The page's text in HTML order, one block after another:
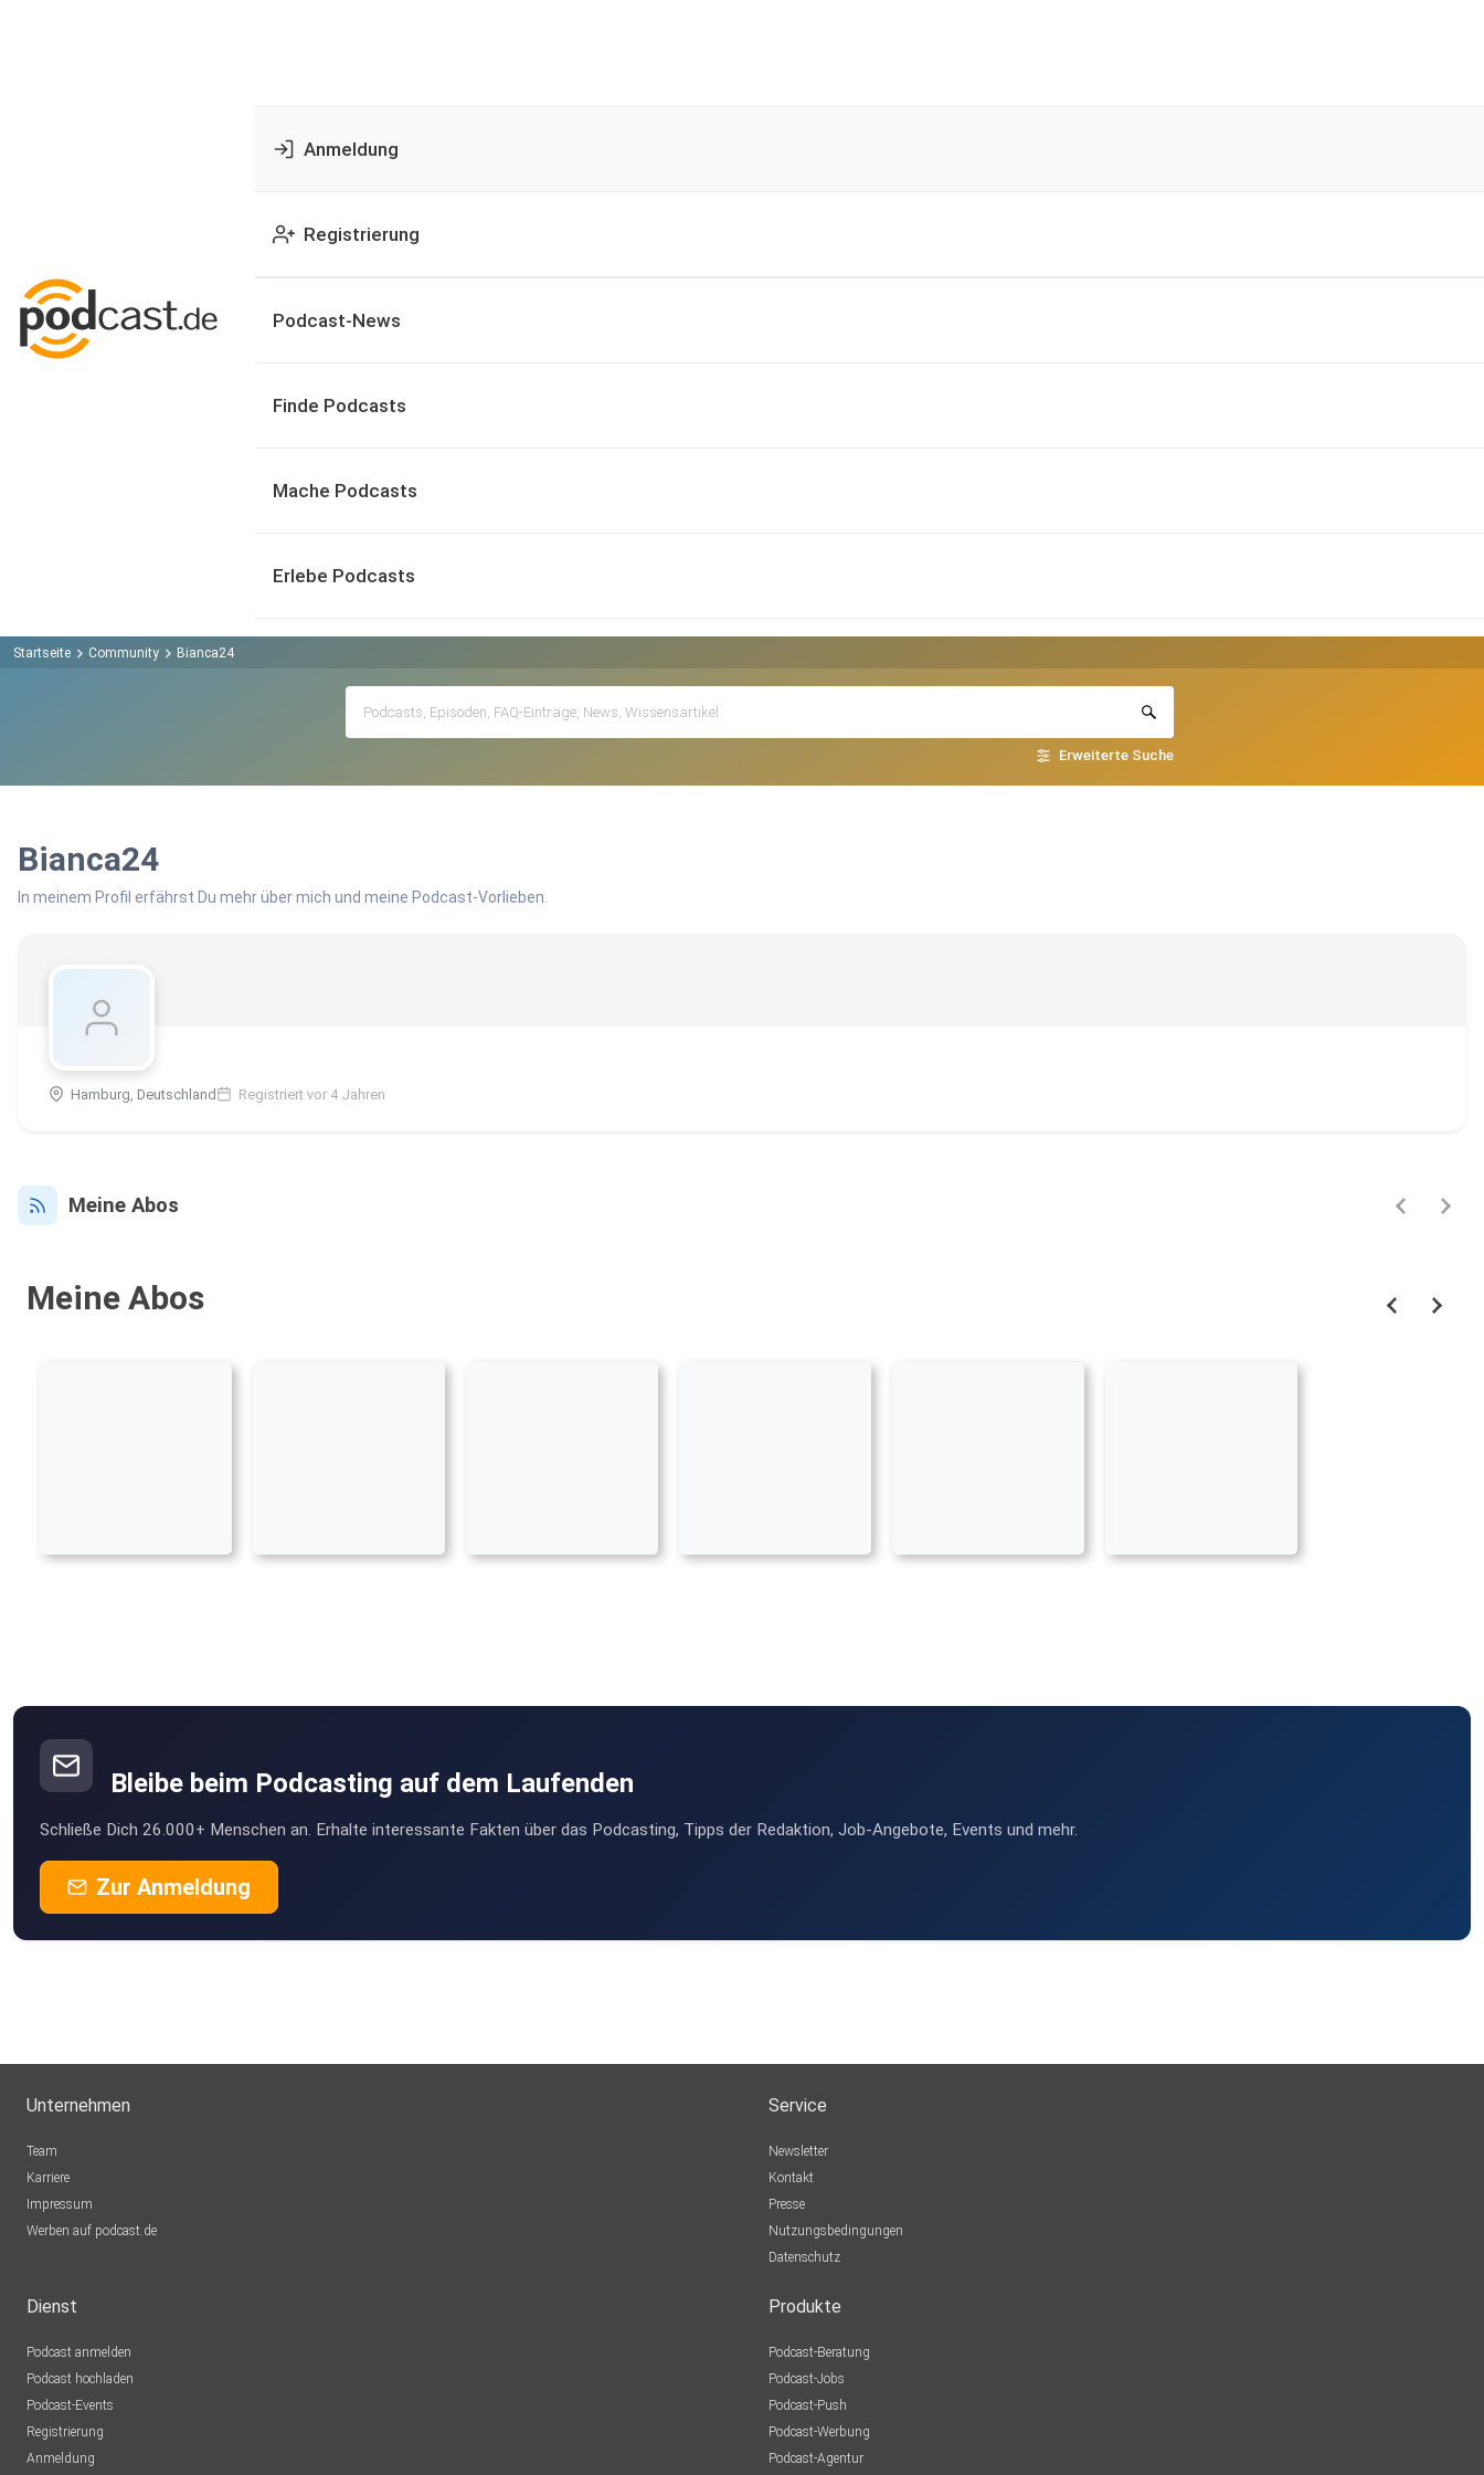
Anmeldung
Registrierung
Podcast-News
Finde Podcasts
Mache Podcasts
Erlebe Podcasts
Startseite Community Bianca24
Erweiterte Suche
Bianca24
In meinem Profil erfährst Du mehr über mich und meine Podcast-Vorlieben.
Hamburg, Deutschland Registriert vor 4 Jahren
Meine Abos
Meine Abos
Bleibe beim Podcasting auf dem Laufenden
Schließe Dich 26.000+ Menschen an. Erhalte interessante Fakten über das Podcasting, Tipps der Redaktion, Job-Angebote, Events und mehr.
Zur Anmeldung
Unternehmen
Team
Karriere
Impressum
Werben auf podcast.de
Service
Newsletter
Kontakt
Presse
Nutzungsbedingungen
Datenschutz
Dienst
Podcast anmelden
Podcast hochladen
Podcast-Events
Registrierung
Anmeldung
Produkte
Podcast-Beratung
Podcast-Jobs
Podcast-Push
Podcast-Werbung
Podcast-Agentur